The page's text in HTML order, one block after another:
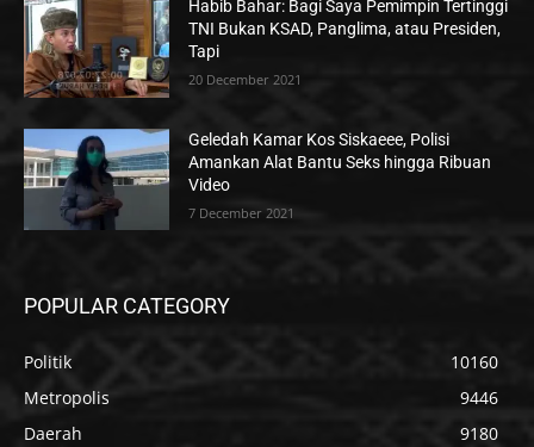
Habib Bahar: Bagi Saya Pemimpin Tertinggi
TNI Bukan KSAD, Panglima, atau Presiden,
Tapi
20 December 2021
Geledah Kamar Kos Siskaeee, Polisi
Amankan Alat Bantu Seks hingga Ribuan
Video
7 December 2021
POPULAR CATEGORY
Politik
10160
Metropolis
9446
Daerah
9180